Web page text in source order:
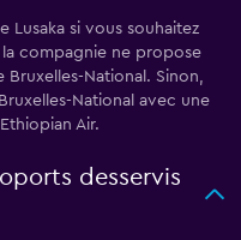
si vous souhaitez
compagnie ne propose
National. Sinon,
National avec une
Air.
desservis